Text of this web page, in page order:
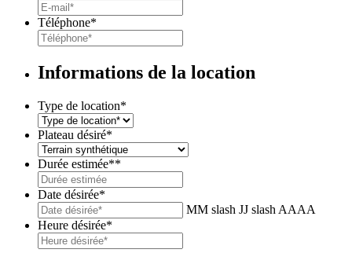
Téléphone*
Informations de la location
Type de location*
Plateau désiré*
Durée estimée**
Date désirée*
MM slash JJ slash AAAA
Heure désirée*